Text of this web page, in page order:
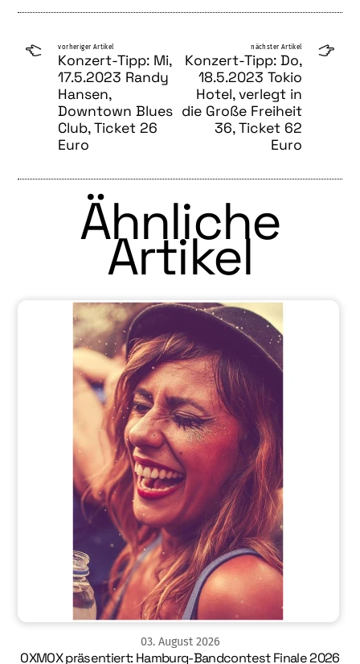
vorheriger Artikel
Konzert-Tipp: Mi,
17.5.2023 Randy
Hansen,
Downtown Blues
Club, Ticket 26
Euro
nächster Artikel
Konzert-Tipp: Do,
18.5.2023 Tokio
Hotel, verlegt in
die Große Freiheit
36, Ticket 62
Euro
Ähnliche
Artikel
03. August 2026
OXMOX präsentiert: Hamburg-Bandcontest Finale 2026